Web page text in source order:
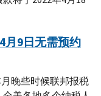
月9日无需预约
月晚些时候联邦报税